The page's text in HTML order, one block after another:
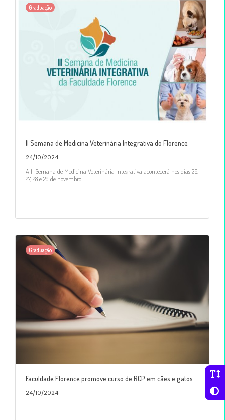
Graduação
II Semana de Medicina Veterinária Integrativa do Florence
24/10/2024
A II Semana de Medicina Veterinária Integrativa acontecerá nos dias 26,
27, 28 e 29 de novembro...
Graduação
Faculdade Florence promove curso de RCP em cães e gatos
24/10/2024